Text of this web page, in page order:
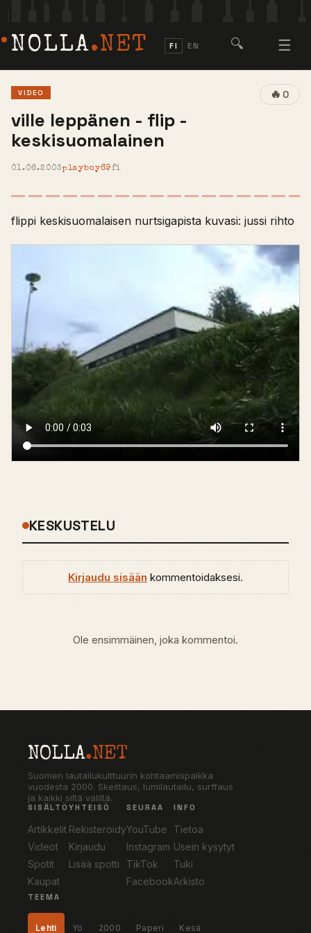
NOLLA.NET FI EN 🔍 ☰
🔥 0
VIDEO
ville leppänen - flip -
keskisuomalainen
01.06.2003playboy69fi
flippi keskisuomalaisen nurtsigapista kuvasi: jussi rihto
KESKUSTELU
Kirjaudu sisään kommentoidaksesi.
Ole ensimmäinen, joka kommentoi.
NOLLA.NET
Suomen lautailukulttuurin kohtaamispaikka
vuodesta 2000. Skeittaus, lumilautailu, surffaus
ja kaikki siltä väliltä.
SISÄLTÖ
Artikkelit
Videot
Spotit
Kaupat
YHTEISÖ
Rekisteröidy
Kirjaudu
Lisää spotti
SEURAA
YouTube
Instagram
TikTok
Facebook
INFO
Tietoa
Usein kysytyt
Tuki
Arkisto
TEEMA
Lehti Yö 2000 Paperi Kesä